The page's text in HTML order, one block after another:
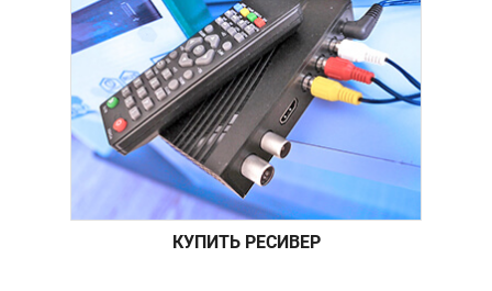
КУПИТЬ РЕСИВЕР